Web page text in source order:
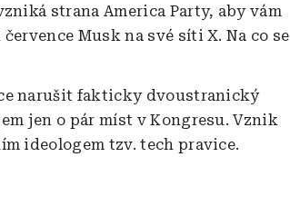
strana America Party, aby vám
Musk na své síti X. Na co se
narušit fakticky dvoustranický
jen o pár míst v Kongresu. Vznik
ideologem tzv. tech pravice.